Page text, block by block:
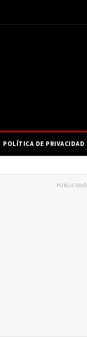
POLÍTICA DE PRIVACIDAD
PUBLICIDAD